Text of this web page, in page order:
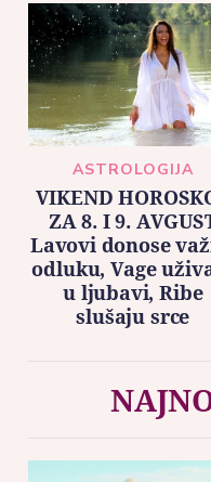
ASTROLOGIJA
VIKEND
ZA 8. I 9.
Lavovi donose
odluku, Vage
u ljubavi, Ribe
slušaju srce